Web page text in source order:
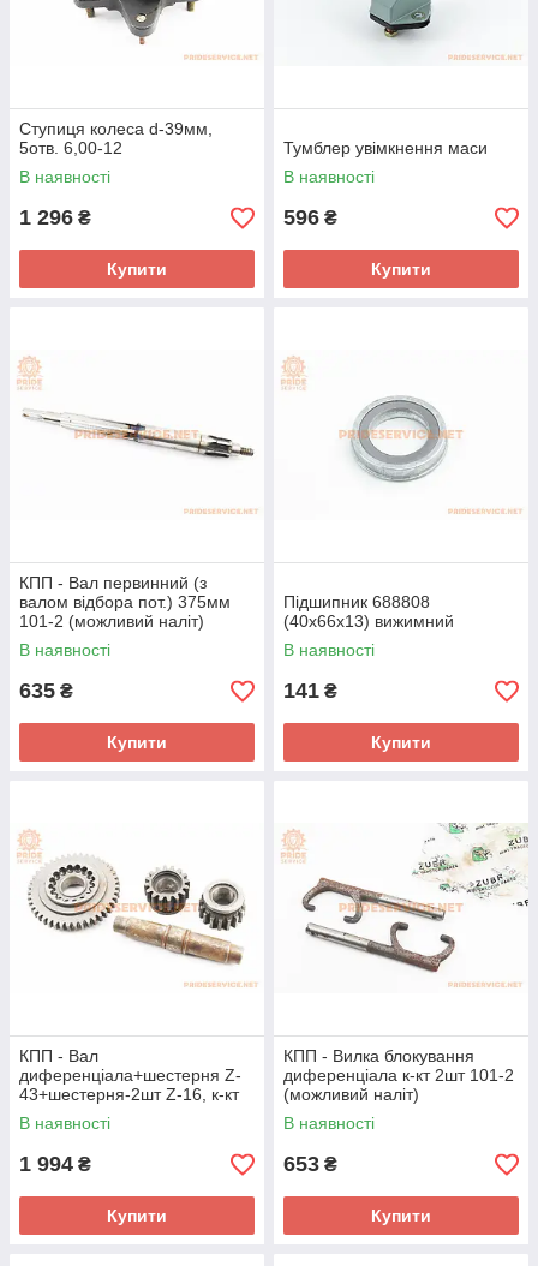
Ступиця колеса d-39мм,
5отв. 6,00-12
В наявності
1 296 ₴
Купити
Тумблер увімкнення маси
В наявності
596 ₴
Купити
КПП - Вал первинний (з
валом відбора пот.) 375мм
101-2 (можливий наліт)
В наявності
635 ₴
Купити
Підшипник 688808
(40x66x13) вижимний
В наявності
141 ₴
Купити
КПП - Вал
диференціала+шестерня Z-
43+шестерня-2шт Z-16, к-кт
4шт 81-1
В наявності
1 994 ₴
Купити
КПП - Вилка блокування
диференціала к-кт 2шт 101-2
(можливий наліт)
В наявності
653 ₴
Купити